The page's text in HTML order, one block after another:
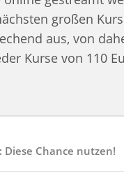
großen
aus, von
Kurse von 110
Diese Chance nutzen!